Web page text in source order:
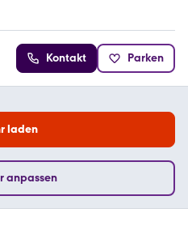
Kontakt Parken
laden
anpassen